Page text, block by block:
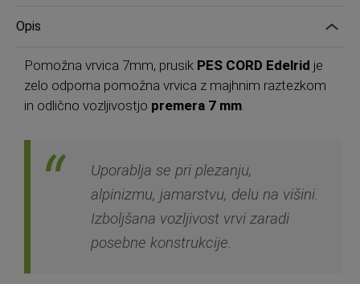
Opis
Pomožna vrvica 7mm, prusik PES CORD Edelrid je
zelo odporna pomožna vrvica z majhnim raztezkom
in odlično vozljivostjo premera 7 mm.
Uporablja se pri plezanju,
alpinizmu, jamarstvu, delu na višini.
Izboljšana vozljivost vrvi zaradi
posebne konstrukcije.